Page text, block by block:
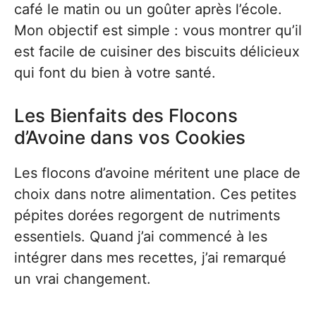
café le matin ou un goûter après l’école.
Mon objectif est simple : vous montrer qu’il
est facile de cuisiner des biscuits délicieux
qui font du bien à votre santé.
Les Bienfaits des Flocons
d’Avoine dans vos Cookies
Les flocons d’avoine méritent une place de
choix dans notre alimentation. Ces petites
pépites dorées regorgent de nutriments
essentiels. Quand j’ai commencé à les
intégrer dans mes recettes, j’ai remarqué
un vrai changement.